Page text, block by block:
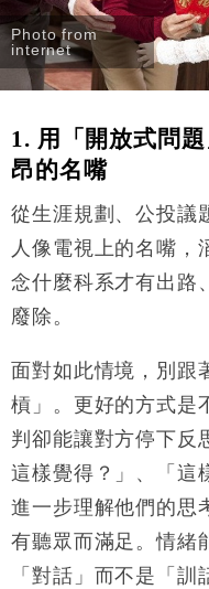
Photo from
internet
1. 用「開放式問
昂的名嘴
從生涯規劃、公投議
人像電視上的名嘴，
念什麼科系才有出路
廢除。
面對如此情境，別跟
槓」。更好的方式是
判卻能讓對方停下反
這樣覺得？」、「這
進一步理解他們的思
有聽眾而滿足。情緒
「對話」而不是「訓